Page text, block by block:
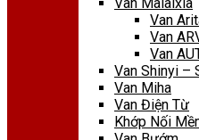
Van
Van
Van
Van Shinyi –
Van Miha
Van Điện Từ
Khớp Nối